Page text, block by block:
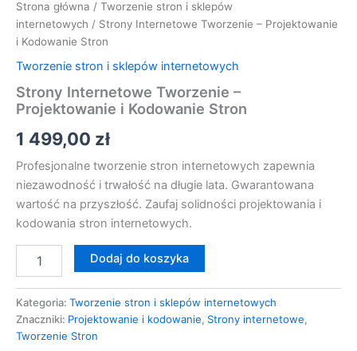
Strona główna / Tworzenie stron i sklepów
internetowych / Strony Internetowe Tworzenie – Projektowanie
i Kodowanie Stron
Tworzenie stron i sklepów internetowych
Strony Internetowe Tworzenie –
Projektowanie i Kodowanie Stron
1 499,00 zł
Profesjonalne tworzenie stron internetowych zapewnia
niezawodność i trwałość na długie lata. Gwarantowana
wartość na przyszłość. Zaufaj solidności projektowania i
kodowania stron internetowych.
Dodaj do koszyka
Kategoria: Tworzenie stron i sklepów internetowych
Znaczniki: Projektowanie i kodowanie, Strony internetowe,
Tworzenie Stron